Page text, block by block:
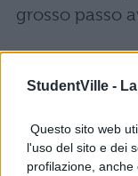
StudentVille -
Questo sito web
l'uso del sito e dei
profilazione,
grosso passo
Sicurezza
perché se
pagina fosse